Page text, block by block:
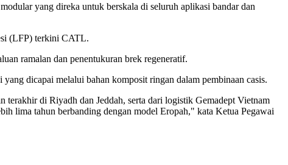
yang direka untuk berskala di seluruh aplikasi bandar dan
(LFP) terkini CATL.
ramalan dan penentukuran brek regeneratif.
dicapai melalui bahan komposit ringan dalam pembinaan casis.
terakhir di Riyadh dan Jeddah, serta dari logistik Gemadept Vietnam
lima tahun berbanding dengan model Eropah," kata Ketua Pegawai